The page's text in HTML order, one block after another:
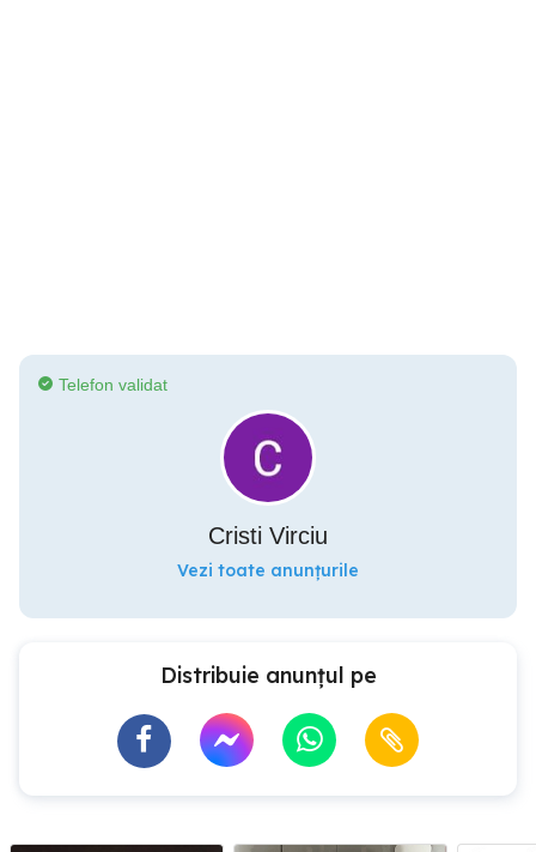
Telefon validat
Cristi Virciu
Vezi toate anunțurile
Distribuie anunțul pe